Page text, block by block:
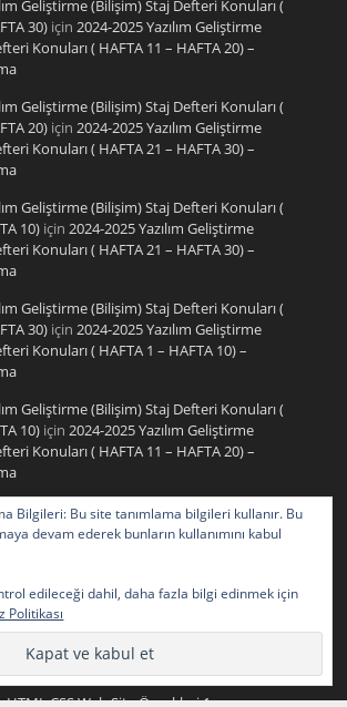
Geliştirme (Bilişim) Staj Defteri Konuları (
30)için 2024-2025 Yazılım Geliştirme
Konuları ( HAFTA 11 – HAFTA 20) –
Geliştirme (Bilişim) Staj Defteri Konuları (
20)için 2024-2025 Yazılım Geliştirme
Konuları ( HAFTA 21 – HAFTA 30) –
Geliştirme (Bilişim) Staj Defteri Konuları (
10)için 2024-2025 Yazılım Geliştirme
Konuları ( HAFTA 21 – HAFTA 30) –
Geliştirme (Bilişim) Staj Defteri Konuları (
30)için 2024-2025 Yazılım Geliştirme
Konuları ( HAFTA 1 – HAFTA 10) –
Geliştirme (Bilişim) Staj Defteri Konuları (
10)için 2024-2025 Yazılım Geliştirme
Konuları ( HAFTA 11 – HAFTA 20) –
Geliştirme (Bilişim) Staj Defteri Konuları (
20)için2024-2025 Yazılım Geliştirme
Konuları ( HAFTA 1 – HAFTA 10) –
Resimden Font Bulma Sitesi Güncel
HTML CSS Web Site Örnekleri 1
Bilgileri: Bu site tanımlama bilgileri kullanır. Bu
devam ederek bunların kullanımını kabul
edileceği dahil, daha fazla bilgi edinmek için
Politikası